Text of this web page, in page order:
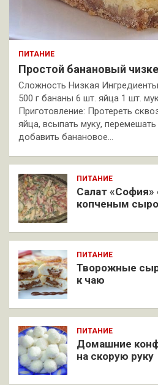
ПИТАНИЕ
Простой банановый
Сложность Низкая
500 г бананы 6 шт. яйца 1 шт.
Приготовление: Протереть
яйца, всыпать муку,
добавить банановое…
ПИТАНИЕ
Салат «София»
копченым
ПИТАНИЕ
Творожные
к чаю
ПИТАНИЕ
Домашние
на скорую руку